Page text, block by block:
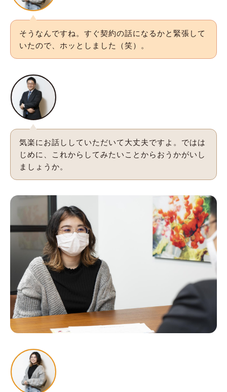
そうなんですね。すぐ契約の話になるかと緊張して
いたので、ホッとしました（笑）。
気楽にお話ししていただいて大丈夫ですよ。ではは
じめに、これからしてみたいことからおうかがいし
ましょうか。